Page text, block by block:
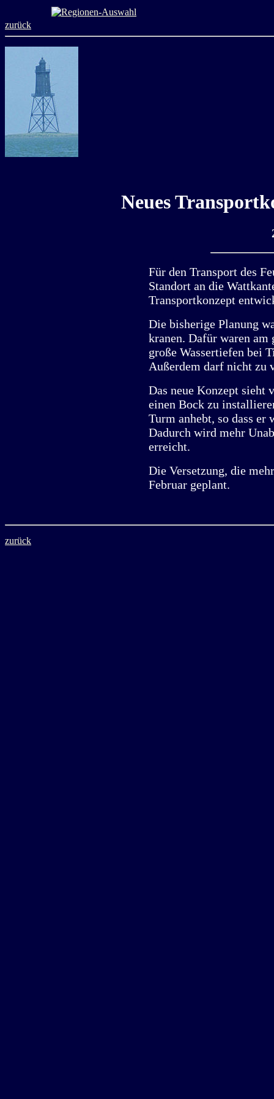
zurück
Neues
Für den Transport des
Standort an die
Transportkonzept
Die bisherige Planung
kranen. Dafür waren
große Wassertiefen bei
Außerdem darf nicht zu
Das neue Konzept sieht
einen Bock zu
Turm anhebt, so dass er
Dadurch wird mehr
erreicht.
Die Versetzung, die
Februar geplant.
zurück